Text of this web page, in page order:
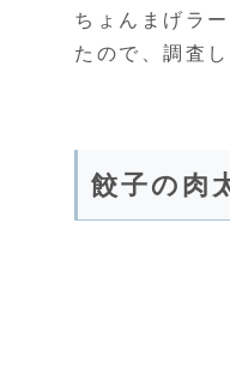
ちょんまげラ
たので、調査
餃子の肉